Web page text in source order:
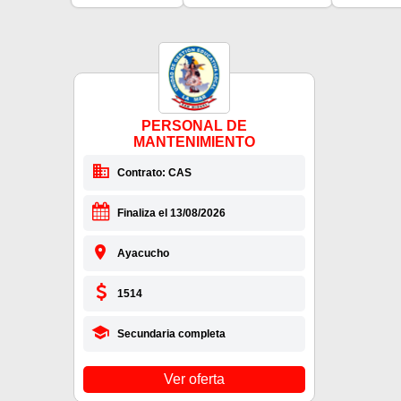
PERSONAL DE
MANTENIMIENTO
Contrato: CAS
Finaliza el 13/08/2026
Ayacucho
1514
Secundaria completa
Ver oferta